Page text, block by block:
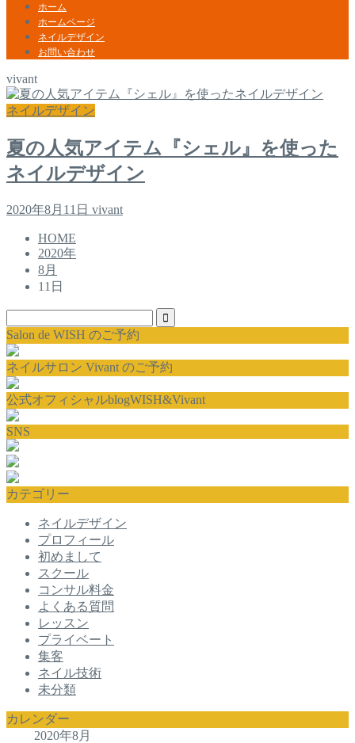
ホーム
ホームページ
ネイルデザイン
お問い合わせ
vivant
ネイルデザイン
夏の人気アイテム『シェル』を使った
ネイルデザイン
2020年8月11日 vivant
HOME
2020年
8月
11日
Salon de WISH のご予約
ネイルサロン Vivant のご予約
公式オフィシャルblogWISH&Vivant
SNS
カテゴリー
ネイルデザイン
プロフィール
初めまして
スクール
コンサル料金
よくある質問
レッスン
プライベート
集客
ネイル技術
未分類
カレンダー
2020年8月